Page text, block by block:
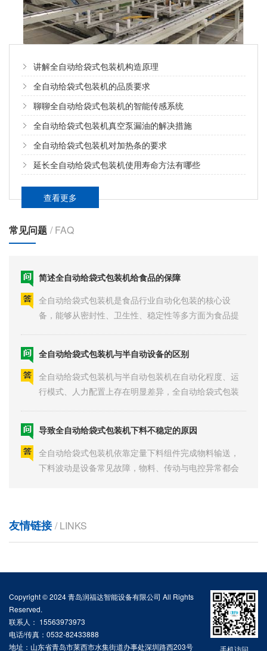
讲解全自动给袋式包装机构造原理
全自动给袋式包装机的品质要求
聊聊全自动给袋式包装机的智能传感系统
全自动给袋式包装机真空泵漏油的解决措施
全自动给袋式包装机对加热条的要求
延长全自动给袋式包装机使用寿命方法有哪些
查看更多
常见问题 / FAQ
全自动给袋式包装机分装肥料注意事项
给袋式包装机防护、计量、传动系统都有特殊管控标
备，能够从密封性、卫生性、稳定性等多方面为食品提
供多方位防护，全自动给袋式···
行模式、人力配置上存在明显差异，全自动给袋式包装
机凭借高度集成的控制系统···
下料波动是设备常见故障，物料、传动与电控异常都会
干扰出料精度，全自动给袋···
全自动给袋式包装机是食品、化工、医药等行业批量包
装的核心设备，其日常管理直接决定设备运行稳定性、
全自动给袋式包装机工作过程中导致物料结块的原因有哪些
全自动给袋式包装机是食品、化工、粉料颗粒行业常用
的自动化包装设备，运行稳定、效率出众，但实际生产
中常会出现物料结块现象。···
友情链接/ LINKS
手机访问
Copyright © 2024 青岛润福达智能设备有限公司 All Rights
Reserved.
联系人： 15563973973
电话/传真：0532-82433888
地址：山东省青岛市莱西市水集街道办事处深圳路西203号